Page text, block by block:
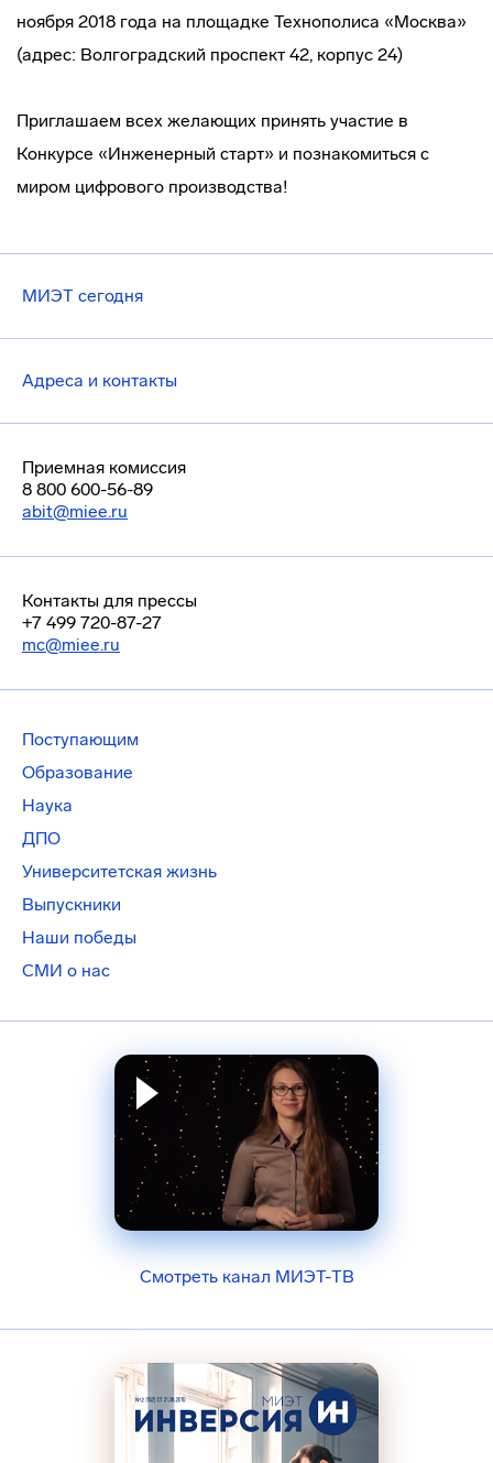
ноября 2018 года на площадке Технополиса «Москва»
(адрес: Волгоградский проспект 42, корпус 24)
Приглашаем всех желающих принять участие в
Конкурсе «Инженерный старт» и познакомиться с
миром цифрового производства!
МИЭТ сегодня
Адреса и контакты
Приемная комиссия
8 800 600-56-89
abit@miee.ru
Контакты для прессы
+7 499 720-87-27
mc@miee.ru
Поступающим
Образование
Наука
ДПО
Университетская жизнь
Выпускники
Наши победы
СМИ о нас
Смотреть канал МИЭТ-ТВ